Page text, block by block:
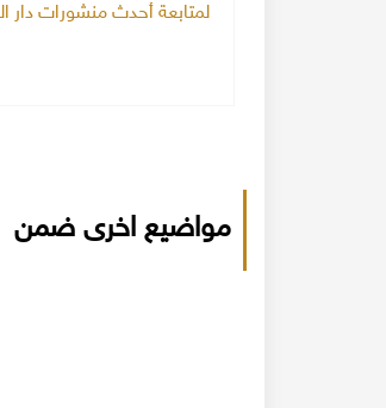
لمتابعة أحدث منشورات دار
مواضيع اخرى ضمن